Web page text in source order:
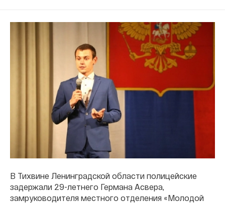
В Тихвине Ленинградской области полицейские
задержали 29-летнего Германа Асвера,
замруководителя местного отделения «Молодой